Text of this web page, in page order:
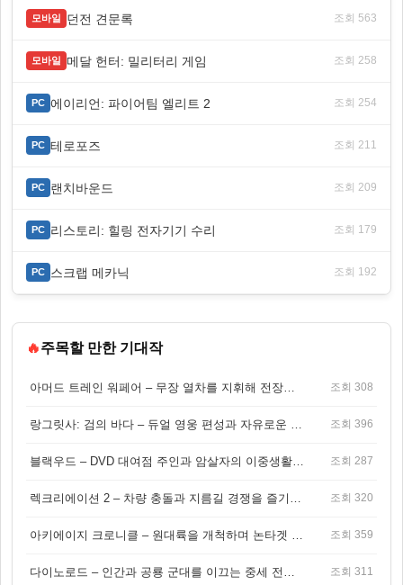
모바일 던전 견문록 조회 563
모바일 메달 헌터: 밀리터리 게임 조회 258
PC 에이리언: 파이어팀 엘리트 2 조회 254
PC 테로포즈 조회 211
PC 랜치바운드 조회 209
PC 리스토리: 힐링 전자기기 수리 조회 179
PC 스크랩 메카닉 조회 192
🔥주목할 만한 기대작
조회 308
조회 396
조회 287
조회 320
조회 359
조회 311